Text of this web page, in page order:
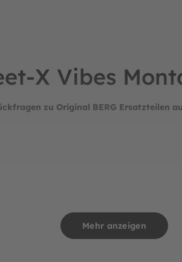
X Vibes
zu Original BERG Ersatzteilen
Mehr anzeigen